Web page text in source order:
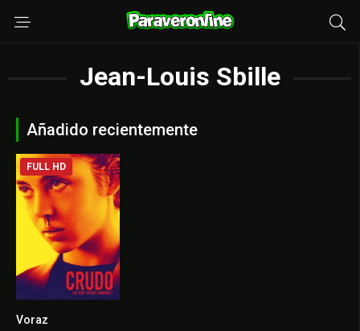
Jean-Louis Sbille
Añadido recientemente
FULL HD
Voraz